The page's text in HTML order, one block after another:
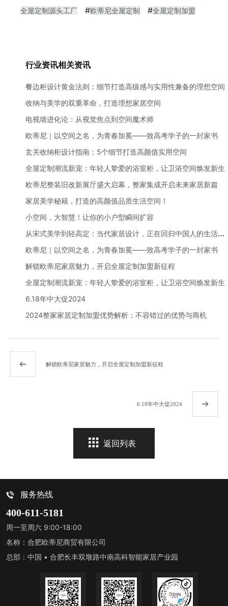
全屋定制源头工厂 #欧蒂尼全屋定制 #全屋定制加盟
行业资讯相关资讯
餐边柜设计黄金法则：细节打造高级感与实用性兼备的理想空间
收纳与美学的双重革命，打造理想家居空间
电视墙进化论：从视觉焦点到空间魔术师
欧蒂尼｜以空间之名，为青春加冕——致高考学子的一封家书
玄关收纳柜设计指南：5个细节打造高颜值实用空间
全屋定制潮流新宠：年轻人挚爱的浴室柜，让卫浴空间焕发新生
欧蒂尼整装旧改新展厅盛大启幕，整家集成开启未来家居新篇
家居美学秘籍，打造的高颜值品质生活空间！
小空间，大智慧！让你的小户型瞬间扩容
从宋式美学到轻高定：当代家居设计，正在回归中国人的生活本
质
欧蒂尼｜以空间之名，为青春加冕——致高考学子的一封家书
解锁欧蒂尼家居魅力，开启全屋定制加盟新征程
全屋定制潮流新宠：年轻人挚爱的浴室柜，让卫浴空间焕发新生
6.18年中大促2024
2024整家家居定制加盟优势解析：不容错过的优势与商机
解锁欧蒂尼家居魅力，开启全屋定制加盟新征程
6.18年中大促2024
返回列表
服务热线
400-611-5181
周一至周六 9:00-18:00
名称：合肥欧蒂尼商贸有限公司
总部：中国 • 合肥长丰双墩路中南高科智能家居产业园